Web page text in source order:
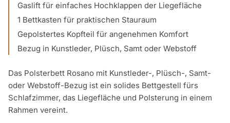
Gaslift für einfaches Hochklappen der Liegefläche
1 Bettkasten für praktischen Stauraum
Gepolstertes Kopfteil für angenehmen Komfort
Bezug in Kunstleder, Plüsch, Samt oder Webstoff
Das Polsterbett Rosano mit Kunstleder-, Plüsch-, Samt-
oder Webstoff-Bezug ist ein solides Bettgestell fürs
Schlafzimmer, das Liegefläche und Polsterung in einem
Rahmen vereint.